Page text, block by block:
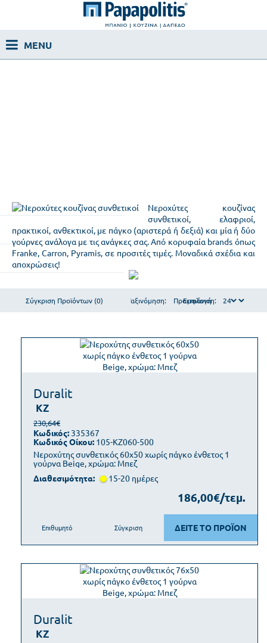
Νεροχύτες κουζίνας
συνθετικοί, ελαφριοί,
πρακτικοί, ανθεκτικοί, με πάγκο (αριστερά ή δεξιά) και μία ή δύο
γούρνες ανάλογα με τις ανάγκες σας. Από κορυφαία brands όπως
Franke, Carron, Pyramis, σε προσιτές τιμές. Μοναδικά σχέδια και
αποχρώσεις!
Σύγκριση Προϊόντων (0) Εμφάνιση:
Ταξινόμηση:
Duralit
KZ
Νεροχύτης συνθετικός 60x50 χωρίς πάγκο ένθετος 1
γούρνα Beige, χρώμα: Μπεζ
230,64€
Κωδικός: 335367
Κωδικός Οίκου: 105-KZ060-500
Διαθεσιμότητα: 15-20 ημέρες
186,00€/τεμ.
ΔΕΙΤΕ ΤΟ ΠΡΟΪΟΝ
Επιθυμητό Σύγκριση
Duralit
KZ